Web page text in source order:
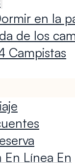
en la
de los
Campistas
En Línea En